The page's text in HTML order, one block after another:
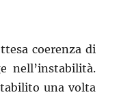
coerenza di
nell’instabilità.
una volta